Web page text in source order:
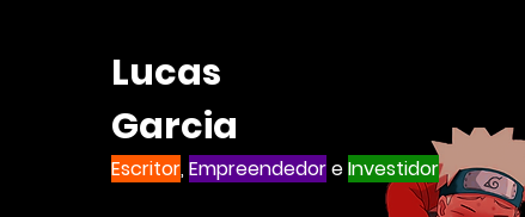
Lucas
Garcia
Escritor,EmpreendedoreInvestidor